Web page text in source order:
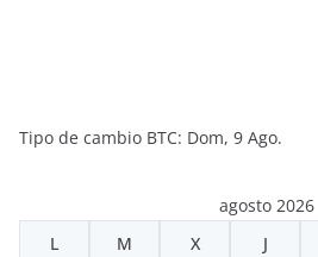
Tipo de cambio BTC: Dom, 9 Ago.
agosto 2026
L
M X J